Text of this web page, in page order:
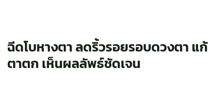
ฉีดโบหางตา ลดริ้วรอยรอบดวงตา แก้
ตาตก เห็นผลลัพธ์ชัดเจน